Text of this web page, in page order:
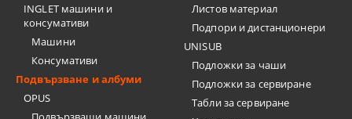
INGLET машини и
консумативи
Машини
Консумативи
Подвързване и албуми
OPUS
Листов материал
Подпори и дистанционери
UNISUB
Подложки за чаши
Подложки за сервиране
Табли за сервиране